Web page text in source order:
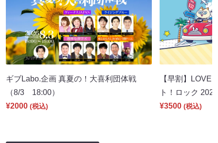
ギブLabo.企画 真夏の！大喜利団体戦
（8/3 18:00）
¥2000 (税込)
【早割】LOVE
ト！ロック
¥3500 (税込)